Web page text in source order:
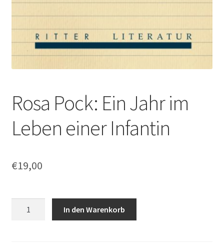
Rosa Pock: Ein Jahr im
Leben einer Infantin
€19,00
In den Warenkorb